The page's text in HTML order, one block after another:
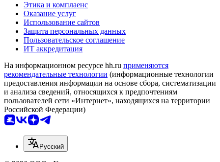
Этика и комплаенс
Оказание услуг
Использование сайтов
Защита персональных данных
Пользовательское соглашение
ИТ аккредитация
На информационном ресурсе hh.ru применяются
рекомендательные технологии (информационные технологии
предоставления информации на основе сбора, систематизации
и анализа сведений, относящихся к предпочтениям
пользователей сети «Интернет», находящихся на территории
Российской Федерации)
Русский